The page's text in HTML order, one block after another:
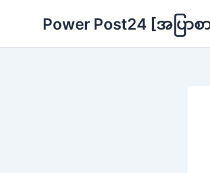
Power Post24 [အပြာစ